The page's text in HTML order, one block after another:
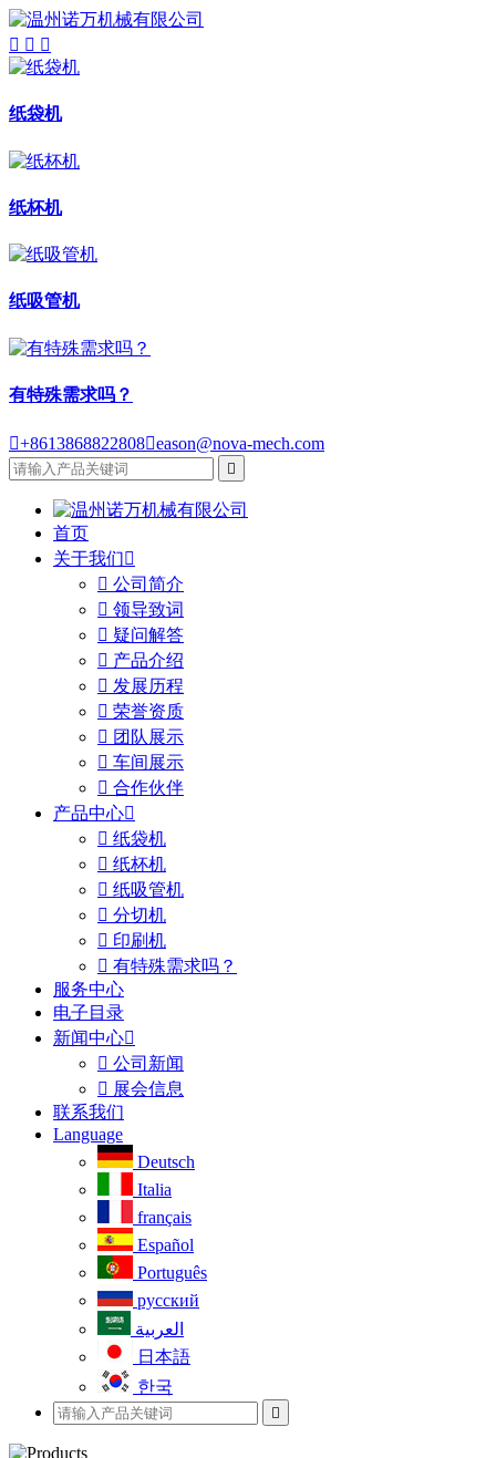
  
纸袋机
纸杯机
纸吸管机
有特殊需求吗？
+8613868822808eason@nova-mech.com

首页
关于我们
 公司简介
 领导致词
 疑问解答
 产品介绍
 发展历程
 荣誉资质
 团队展示
 车间展示
 合作伙伴
产品中心
 纸袋机
 纸杯机
 纸吸管机
 分切机
 印刷机
 有特殊需求吗？
服务中心
电子目录
新闻中心
 公司新闻
 展会信息
联系我们
Language
Deutsch
Italia
français
Español
Português
русский
العربية
日本語
한국
